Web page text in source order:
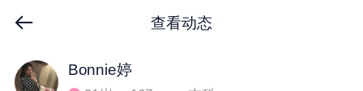
查看动态
下拉刷新
Bonnie婷